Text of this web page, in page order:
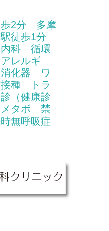
歩2分 多摩
駅徒歩1分
科 循環
レルギ
消化器 ワ
種 トラ
（健康診
タボ 禁
無呼吸症